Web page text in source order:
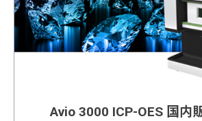
Avio 3000 ICP-OES 国内